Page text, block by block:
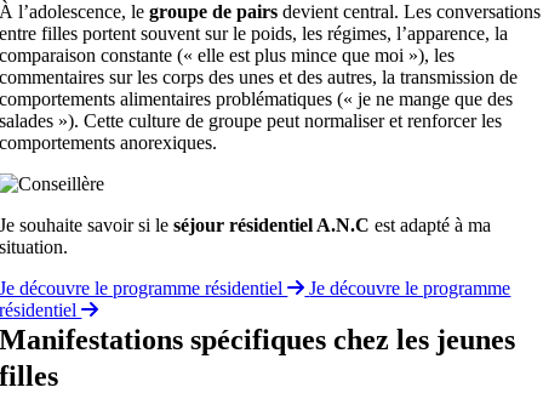
À l’adolescence, legroupe de pairs devient central. Les conversations
entre filles portent souvent sur le poids, les régimes, l’apparence, la
comparaison constante (« elle est plus mince que moi »), les
commentaires sur les corps des unes et des autres, la transmission de
comportements alimentaires problématiques (« je ne mange que des
salades »). Cette culture de groupe peut normaliser et renforcer les
comportements anorexiques.
Je souhaite savoir si leséjour résidentiel A.N.C est adapté à ma
situation.
Je découvre le programme résidentiel
Je découvre le programme
résidentiel
Manifestations spécifiques chez les jeunes
filles